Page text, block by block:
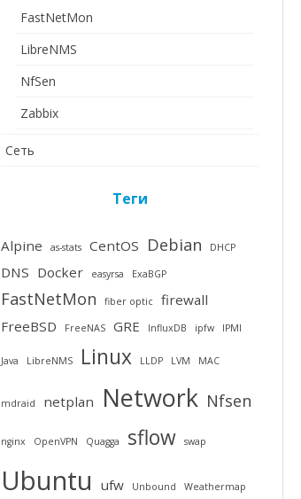
FastNetMon
LibreNMS
NfSen
Zabbix
Сеть
Теги
Alpine as-stats CentOS Debian DHCP
DNS Docker easyrsa ExaBGP
FastNetMon fiber optic
firewall
FreeBSD
FreeNAS GRE InfluxDB ipfw IPMI
Java LibreNMS Linux LLDP LVM MAC
mdraid netplan Network Nfsen
nginx OpenVPN Quagga sflow swap
Ubuntu ufw Unbound Weathermap